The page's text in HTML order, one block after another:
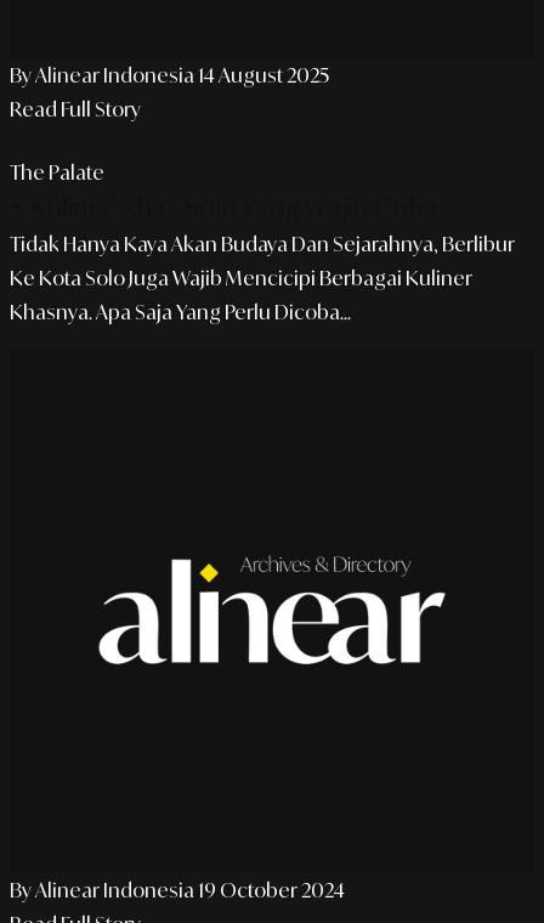
By Alinear Indonesia 14 August 2025
Read Full Story
The Palate
Tidak Hanya Kaya Akan Budaya Dan Sejarahnya, Berlibur
Ke Kota Solo Juga Wajib Mencicipi Berbagai Kuliner
Khasnya. Apa Saja Yang Perlu Dicoba...
By Alinear Indonesia 19 October 2024